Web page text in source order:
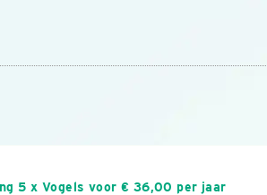
5 x Vogels voor € 36,00 per jaar